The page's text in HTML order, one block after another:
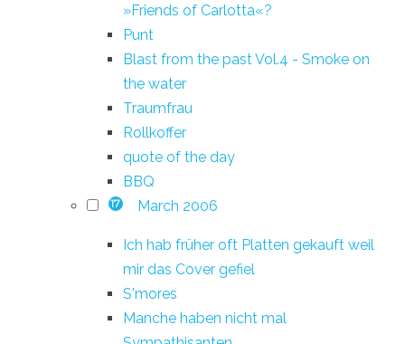
»Friends of Carlotta«?
Punt
Blast from the past Vol.4 - Smoke on
the water
Traumfrau
Rollkoffer
quote of the day
BBQ
17 March 2006
Ich hab früher oft Platten gekauft weil
mir das Cover gefiel
S'mores
Manche haben nicht mal